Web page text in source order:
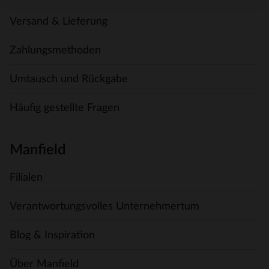
Versand & Lieferung
Zahlungsmethoden
Umtausch und Rückgabe
Häufig gestellte Fragen
Manfield
Filialen
Verantwortungsvolles Unternehmertum
Blog & Inspiration
Über Manfield